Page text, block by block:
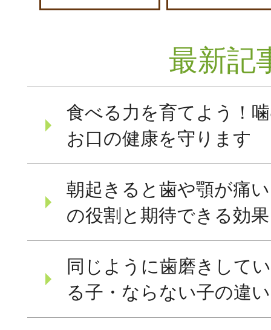
最新記
食べる力を育てよう！
お口の健康を守ります
朝起きると歯や顎が痛
の役割と期待できる効果
同じように歯磨きして
る子・ならない子の違い